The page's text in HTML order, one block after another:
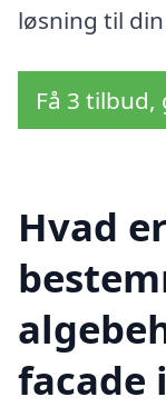
løsning til
Få 3
Hvad
facade